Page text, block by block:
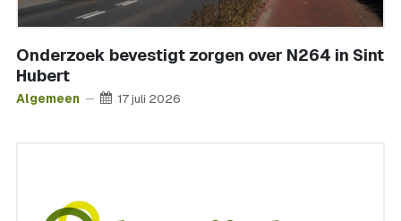
Onderzoek bevestigt zorgen over N264 in Sint
Hubert
Algemeen 17 juli 2026